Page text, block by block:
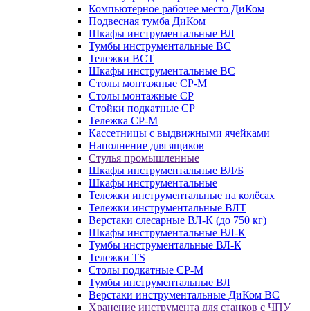
Компьютерное рабочее место ДиКом
Подвесная тумба ДиКом
Шкафы инструментальные ВЛ
Тумбы инструментальные ВС
Тележки ВСТ
Шкафы инструментальные ВС
Столы монтажные СР-М
Столы монтажные СР
Стойки подкатные СР
Тележка СР-М
Кассетницы с выдвижными ячейками
Наполнение для ящиков
Стулья промышленные
Шкафы инструментальные ВЛ/Б
Шкафы инструментальные
Тележки инструментальные на колёсах
Тележки инструментальные ВЛТ
Верстаки слесарные ВЛ-К (до 750 кг)
Шкафы инструментальные ВЛ-К
Тумбы инструментальные ВЛ-К
Тележки TS
Столы подкатные СР-М
Тумбы инструментальные ВЛ
Верстаки инструментальные ДиКом ВС
Хранение инструмента для станков с ЧПУ